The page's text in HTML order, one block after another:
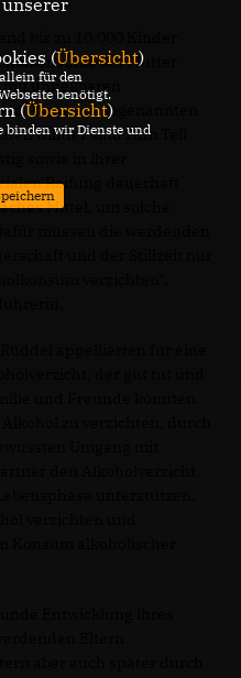
bis zu 10.000 Kinder
der Mutter
unheilbaren
Diese am sogenannten
Kinder sind zum Teil
sowie in ihrer
Reifung dauerhaft
Mittel, um solche
(Übersicht)
für den
benötigt.
(Übersicht)
binden wir Dienste und